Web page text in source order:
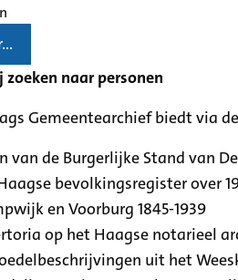
zoeken naar personen
Gemeentearchief biedt via
van de Burgerlijke Stand van
bevolkingsregister over
en Voorburg 1845-1939
op het Haagse notarieel
uit het